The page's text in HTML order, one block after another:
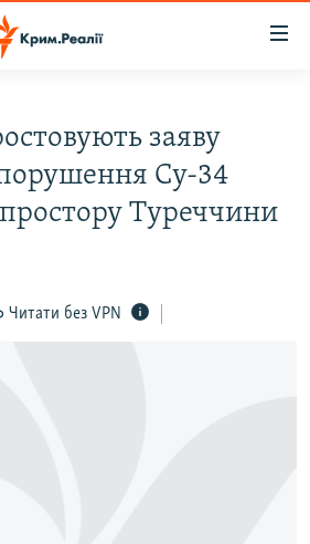
заяву
Су-34
Туреччини
Читати без VPN